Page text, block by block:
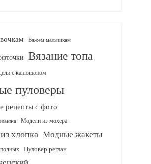
Вяжем мальчикам
Вязание топа
с капюшоном
пуловеры
рецепты с фото
Модели из мохера
хлопка Модные жакеты
Пуловер реглан